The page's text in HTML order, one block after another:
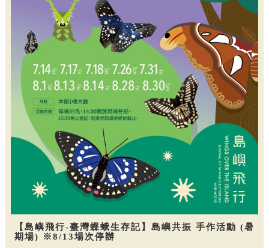
【島嶼飛行-臺灣蝶蛾生存記】島嶼共振 手作活動 (暑
期場) ※8/13場次停辦